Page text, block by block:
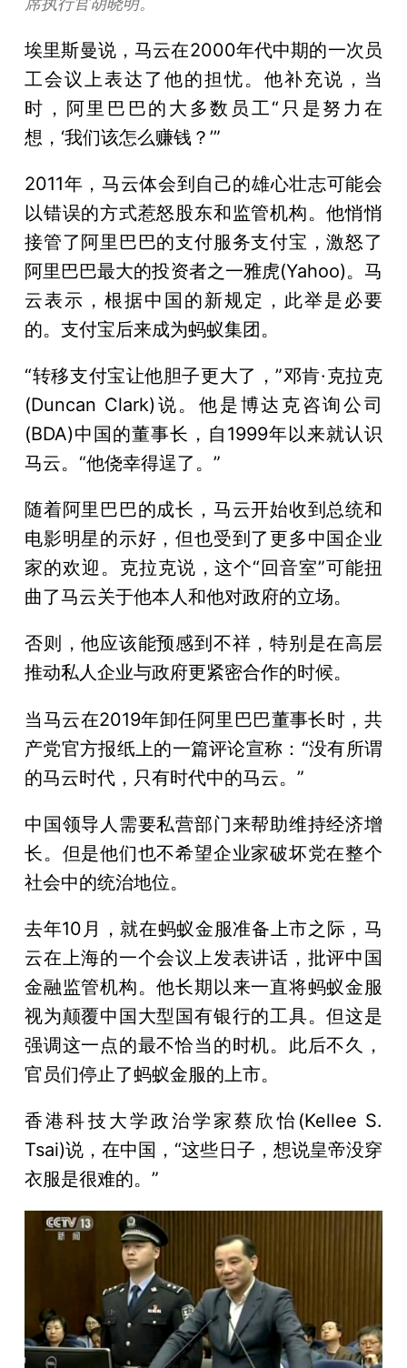
埃里斯曼说，马云在2000年代中期的一次员
工会议上表达了他的担忧。他补充说，当
时，阿里巴巴的大多数员工“只是努力在
想，‘我们该怎么赚钱？’”
2011年，马云体会到自己的雄心壮志可能会
以错误的方式惹怒股东和监管机构。他悄悄
接管了阿里巴巴的支付服务支付宝，激怒了
阿里巴巴最大的投资者之一雅虎(Yahoo)。马
云表示，根据中国的新规定，此举是必要
的。支付宝后来成为蚂蚁集团。
“转移支付宝让他胆子更大了，”邓肯·克拉克
(Duncan Clark)说。他是博达克咨询公司
(BDA)中国的董事长，自1999年以来就认识
马云。“他侥幸得逞了。”
随着阿里巴巴的成长，马云开始收到总统和
电影明星的示好，但也受到了更多中国企业
家的欢迎。克拉克说，这个“回音室”可能扭
曲了马云关于他本人和他对政府的立场。
否则，他应该能预感到不祥，特别是在高层
推动私人企业与政府更紧密合作的时候。
当马云在2019年卸任阿里巴巴董事长时，共
产党官方报纸上的一篇评论宣称：“没有所谓
的马云时代，只有时代中的马云。”
中国领导人需要私营部门来帮助维持经济增
长。但是他们也不希望企业家破坏党在整个
社会中的统治地位。
去年10月，就在蚂蚁金服准备上市之际，马
云在上海的一个会议上发表讲话，批评中国
金融监管机构。他长期以来一直将蚂蚁金服
视为颠覆中国大型国有银行的工具。但这是
强调这一点的最不恰当的时机。此后不久，
官员们停止了蚂蚁金服的上市。
香港科技大学政治学家蔡欣怡(Kellee S.
Tsai)说，在中国，“这些日子，想说皇帝没穿
衣服是很难的。”